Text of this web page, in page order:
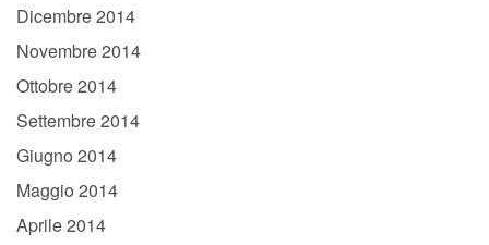
Dicembre 2014
Novembre 2014
Ottobre 2014
Settembre 2014
Giugno 2014
Maggio 2014
Aprile 2014